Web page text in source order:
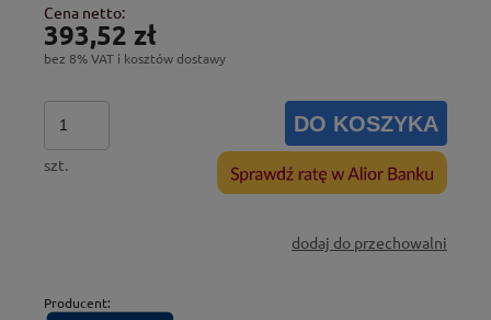
Cena netto:
393,52 zł
bez 8% VAT i kosztów dostawy
szt.
DO KOSZYKA
dodaj do przechowalni
Producent: